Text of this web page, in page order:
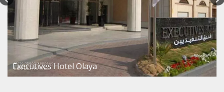
Executives Hotel Olaya